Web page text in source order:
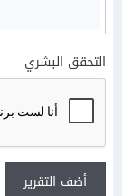
التحقق البشري
أضف التقرير